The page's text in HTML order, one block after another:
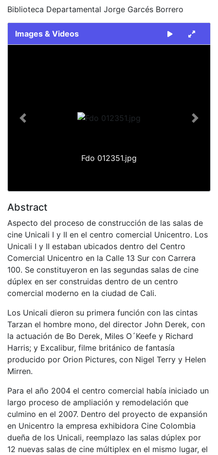
Biblioteca Departamental Jorge Garcés Borrero
Images & Videos
Fdo 012351.jpg
Previous Next
Abstract
Aspecto del proceso de construcción de las salas de
cine Unicali I y II en el centro comercial Unicentro. Los
Unicali I y II estaban ubicados dentro del Centro
Comercial Unicentro en la Calle 13 Sur con Carrera
100. Se constituyeron en las segundas salas de cine
dúplex en ser construidas dentro de un centro
comercial moderno en la ciudad de Cali.
Los Unicali dieron su primera función con las cintas
Tarzan el hombre mono, del director John Derek, con
la actuación de Bo Derek, Miles O´Keefe y Richard
Harris; y Excalibur, filme británico de fantasía
producido por Orion Pictures, con Nigel Terry y Helen
Mirren.
Para el año 2004 el centro comercial había iniciado un
largo proceso de ampliación y remodelación que
culmino en el 2007. Dentro del proyecto de expansión
en Unicentro la empresa exhibidora Cine Colombia
dueña de los Unicali, reemplazo las salas dúplex por
12 nuevas salas de cine múltiplex en el mismo lugar, el